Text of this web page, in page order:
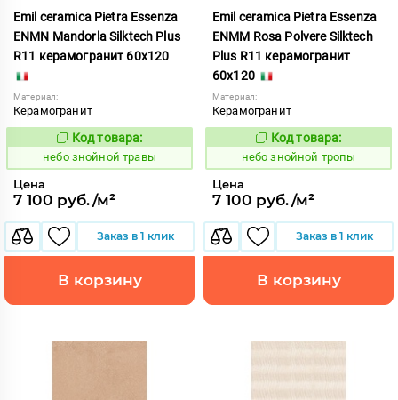
Emil ceramica Pietra Essenza
ENMN Mandorla Silktech Plus
R11 керамогранит 60x120
Материал:
Керамогранит
1113482
Код товара:
небо знойной травы
Цена
7 100 руб./м²
Заказ в 1 клик
В корзину
Emil ceramica Pietra Essenza
ENMM Rosa Polvere Silktech
Plus R11 керамогранит
60x120
Материал:
Керамогранит
1113483
Код товара:
небо знойной тропы
Цена
7 100 руб./м²
Заказ в 1 клик
В корзину